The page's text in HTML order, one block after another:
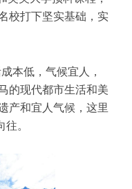
校打下坚实基础，实
本低，气候宜人，
的现代都市生活和美
产和宜人气候，这里
。